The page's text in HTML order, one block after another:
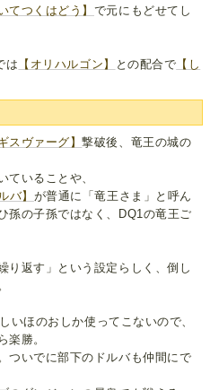
いてつくはどう】 で元にもどせてし
は 【オリハルゴン】 との配合で 【し
ギスヴァーグ】撃破後、竜王の城の
ていることや、
バ】 が普通に「竜王さま」と呼ん
孫の子孫ではなく、DQ1の竜王ご
り返す」という設定らしく、倒し
いほのおしか使ってこないので、
楽勝。
ついでに部下のドルバも仲間にで